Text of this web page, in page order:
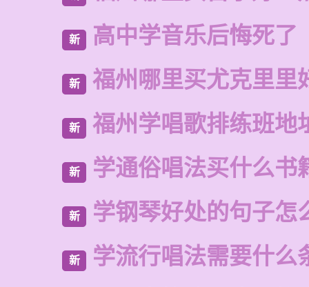
新 高中学音乐后悔死了
新 福州哪里买尤克里里
新 福州学唱歌排练班地
新 学通俗唱法买什么书
新 学钢琴好处的句子怎
新 学流行唱法需要什么